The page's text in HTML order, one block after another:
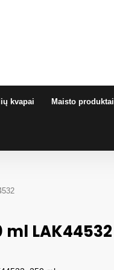
kvapai Maisto produktai
LAK44532